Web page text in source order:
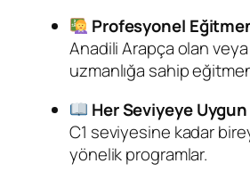
Profesyonel
Anadili Arapça olan
uzmanlığa sahip
Her Seviyeye
C1 seviyesine kadar
yönelik programlar.